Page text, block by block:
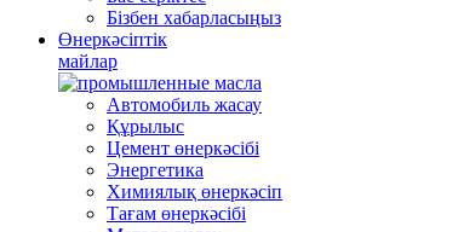
Бізбен хабарласыңыз
Өнеркәсіптік
майлар
Автомобиль жасау
Құрылыс
Цемент өнеркәсібі
Энергетика
Химиялық өнеркәсіп
Тағам өнеркәсібі